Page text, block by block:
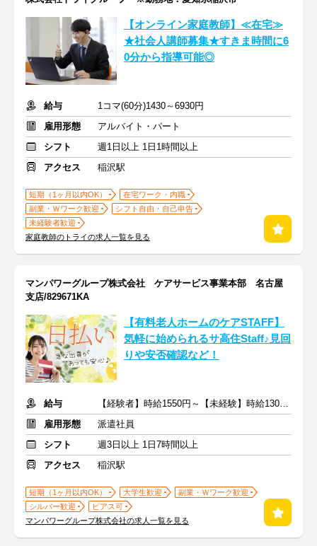
【オンライン家庭教師】≪在宅≫
★社会人講師募集★すきま時間に6
0分から指導可能◎
給与
1コマ(60分)1430～6930円
雇用形態
アルバイト・パート
シフト
週1日以上 1日1時間以上
アクセス
稲沢駅
短期（1ヶ月以内OK）
在宅ワーク・内職
副業・Ｗワーク歓迎
シフト自由・自己申告
未経験者歓迎
家庭教師のトライの求人一覧を見る
マンパワーグループ株式会社 ケアサービス事業本部 名古屋
支店/829671KA
【有料老人ホームのケアSTAFF】
気軽に始められるサ高住Staff♪見回
りや安否確認など！
給与
【経験者】時給1550円～【未経験】時給1300円～ ※交通費全額
雇用形態
派遣社員
シフト
週3日以上 1日7時間以上
アクセス
稲沢駅
短期（1ヶ月以内OK） 大学生歓迎
副業・Ｗワーク歓迎
シルバー歓迎
ピアス可
マンパワーグループ株式会社の求人一覧を見る